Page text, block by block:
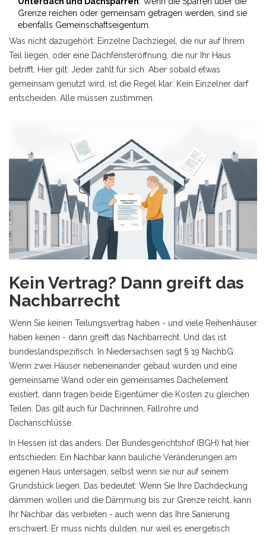
Grenze reichen oder gemeinsam getragen werden, sind sie
ebenfalls Gemeinschaftseigentum.
Was nicht dazugehört: Einzelne Dachziegel, die nur auf Ihrem
Teil liegen, oder eine Dachfensteröffnung, die nur Ihr Haus
betrifft. Hier gilt: Jeder zahlt für sich. Aber sobald etwas
gemeinsam genutzt wird, ist die Regel klar: Kein Einzelner darf
entscheiden. Alle müssen zustimmen.
Kein Vertrag? Dann greift das
Nachbarrecht
Wenn Sie keinen Teilungsvertrag haben - und viele Reihenhäuser
haben keinen - dann greift das Nachbarrecht. Und das ist
bundeslandspezifisch. In Niedersachsen sagt § 19 NachbG:
Wenn zwei Häuser nebeneinander gebaut wurden und eine
gemeinsame Wand oder ein gemeinsames Dachelement
existiert, dann tragen beide Eigentümer die Kosten zu gleichen
Teilen. Das gilt auch für Dachrinnen, Fallrohre und
Dachanschlüsse.
In Hessen ist das anders. Der Bundesgerichtshof (BGH) hat hier
entschieden: Ein Nachbar kann bauliche Veränderungen am
eigenen Haus untersagen, selbst wenn sie nur auf seinem
Grundstück liegen. Das bedeutet: Wenn Sie Ihre Dachdeckung
dämmen wollen und die Dämmung bis zur Grenze reicht, kann
Ihr Nachbar das verbieten - auch wenn das Ihre Sanierung
erschwert. Er muss nichts dulden, nur weil es energetisch